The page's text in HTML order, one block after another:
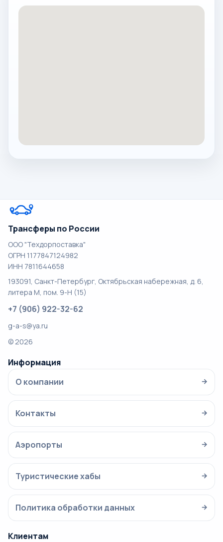
Трансферы по России
ООО "Техдорпоставка"
ОГРН 1177847124982
ИНН 7811644658
193091, Санкт-Петербург, Октябрьская набережная, д. 6,
литера М, пом. 9-Н (15)
+7 (906) 922-32-62
g-a-s@ya.ru
© 2026
Информация
О компании
→
Контакты →
Аэропорты →
Туристические хабы →
Политика обработки данных →
Клиентам